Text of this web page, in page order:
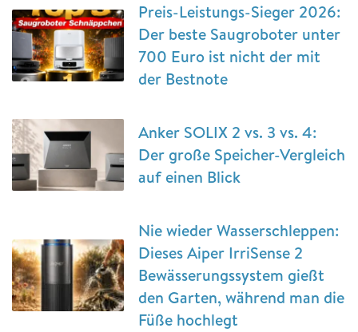
Preis-Leistungs-Sieger 2026:
Der beste Saugroboter unter
700 Euro ist nicht der mit
der Bestnote
Anker SOLIX 2 vs. 3 vs. 4:
Der große Speicher-Vergleich
auf einen Blick
Nie wieder Wasserschleppen:
Dieses Aiper IrriSense 2
Bewässerungssystem gießt
den Garten, während man die
Füße hochlegt